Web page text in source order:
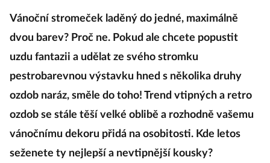
Vánoční stromeček laděný do jedné, maximálně
dvou barev? Proč ne. Pokud ale chcete popustit
uzdu fantazii a udělat ze svého stromku
pestrobarevnou výstavku hned s několika druhy
ozdob naráz, směle do toho! Trend vtipných a retro
ozdob se stále těší velké oblibě a rozhodně vašemu
vánočnímu dekoru přidá na osobitosti. Kde letos
seženete ty nejlepší a nevtipnější kousky?